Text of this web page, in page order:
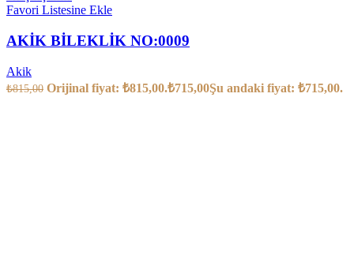
Favori Listesine Ekle
AKİK BİLEKLİK NO:0009
Akik
₺815,00 Orijinal fiyat: ₺815,00.₺715,00Şu andaki fiyat: ₺715,00.